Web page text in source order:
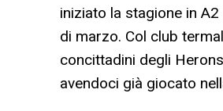
iniziato la stagione in
di marzo. Col club
concittadini degli
avendoci già giocato